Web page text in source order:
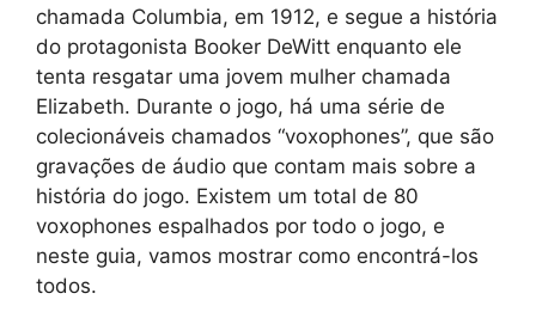
chamada Columbia, em 1912, e segue a história
do protagonista Booker DeWitt enquanto ele
tenta resgatar uma jovem mulher chamada
Elizabeth. Durante o jogo, há uma série de
colecionáveis chamados “voxophones”, que são
gravações de áudio que contam mais sobre a
história do jogo. Existem um total de 80
voxophones espalhados por todo o jogo, e
neste guia, vamos mostrar como encontrá-los
todos.